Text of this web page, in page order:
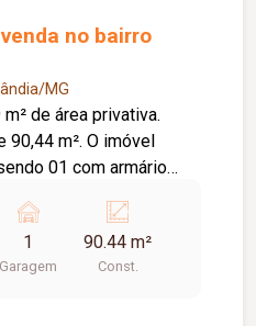
no bairro
MG
de área privativa.
m². O imóvel
01 com armário
com armário e box em
Lavanderia; 01
1
Garagem
90.44 m²
Const.